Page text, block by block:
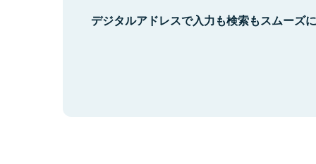
デジタルアドレスで入力も検索もスムーズ